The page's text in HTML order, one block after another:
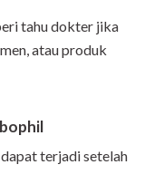
tahu dokter jika
atau produk
terjadi setelah